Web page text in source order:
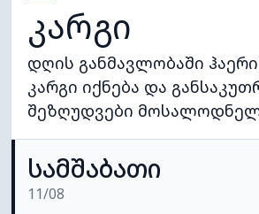
კარგი
დღის განმავლობაში
კარგი იქნება და
შეზღუდვები
სამშაბათი
11/08